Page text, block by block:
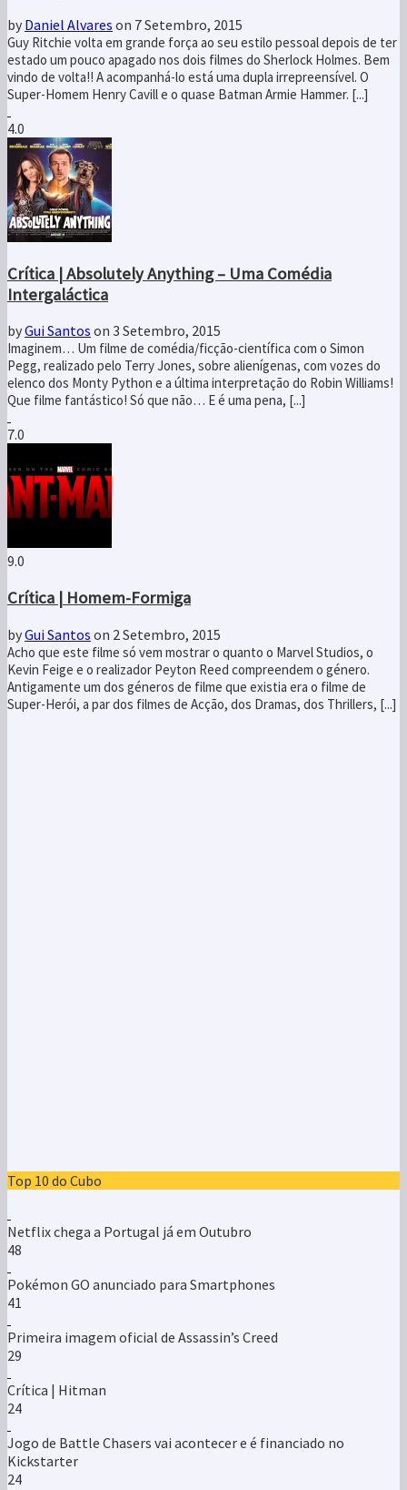
by Daniel Alvares on 7 Setembro, 2015
Guy Ritchie volta em grande força ao seu estilo pessoal depois de ter
estado um pouco apagado nos dois filmes do Sherlock Holmes. Bem
vindo de volta!! A acompanhá-lo está uma dupla irrepreensível. O
Super-Homem Henry Cavill e o quase Batman Armie Hammer. [...]
4.0
Crítica | Absolutely Anything – Uma Comédia
Intergaláctica
byGui Santos on 3 Setembro, 2015
Imaginem… Um filme de comédia/ficção-científica com o Simon
Pegg, realizado pelo Terry Jones, sobre alienígenas, com vozes do
elenco dos Monty Python e a última interpretação do Robin Williams!
Que filme fantástico! Só que não… E é uma pena, [...]
7.0
9.0
Crítica | Homem-Formiga
byGui Santos on 2 Setembro, 2015
Acho que este filme só vem mostrar o quanto o Marvel Studios, o
Kevin Feige e o realizador Peyton Reed compreendem o género.
Antigamente um dos géneros de filme que existia era o filme de
Super-Herói, a par dos filmes de Acção, dos Dramas, dos Thrillers, [...]
Top 10 do Cubo
Netflix chega a Portugal já em Outubro
48
Pokémon GO anunciado para Smartphones
41
Primeira imagem oficial de Assassin’s Creed
29
Crítica | Hitman
24
Jogo de Battle Chasers vai acontecer e é financiado no
Kickstarter
24